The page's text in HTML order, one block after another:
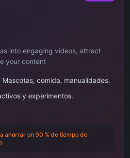
into engaging videos, attract
your content
comida, manualidades.
y experimentos.
ahorrar un 90 % de tiempo de